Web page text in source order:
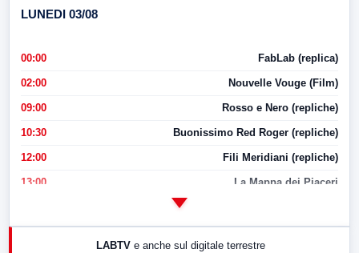
LUNEDI 03/08
00:00 FabLab (replica)
02:00 Nouvelle Vouge (Film)
09:00 Rosso e Nero (repliche)
10:30 Buonissimo Red Roger (repliche)
12:00 Fili Meridiani (repliche)
13:00 La Mappa dei Piaceri
LABTV e anche sul digitale terrestre